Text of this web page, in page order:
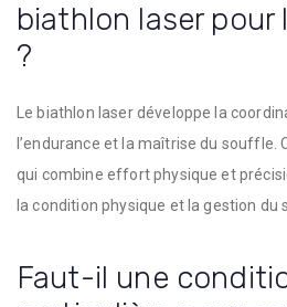
biathlon laser
?
Le biathlon laser développe la
l’endurance et la maîtrise du souffle.
qui combine effort physique et
la condition physique et la gestion du
Faut-il une